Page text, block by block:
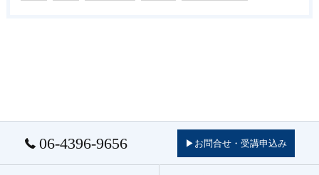
06-4396-9656 ▶お問合せ・受講申込み